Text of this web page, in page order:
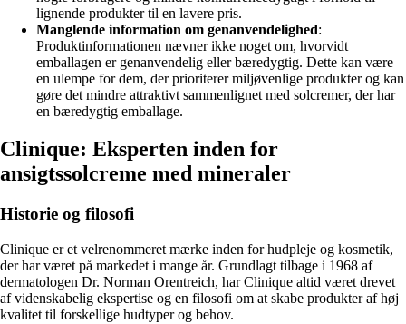
lignende produkter til en lavere pris.
Manglende information om genanvendelighed:
Produktinformationen nævner ikke noget om, hvorvidt
emballagen er genanvendelig eller bæredygtig. Dette kan være
en ulempe for dem, der prioriterer miljøvenlige produkter og kan
gøre det mindre attraktivt sammenlignet med solcremer, der har
en bæredygtig emballage.
Clinique: Eksperten inden for
ansigtssolcreme med mineraler
Historie og filosofi
Clinique er et velrenommeret mærke inden for hudpleje og kosmetik,
der har været på markedet i mange år. Grundlagt tilbage i 1968 af
dermatologen Dr. Norman Orentreich, har Clinique altid været drevet
af videnskabelig ekspertise og en filosofi om at skabe produkter af høj
kvalitet til forskellige hudtyper og behov.